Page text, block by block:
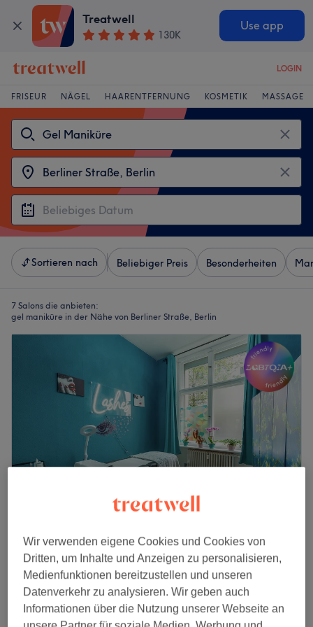
Treatwell
130K
Use app
LOGIN
FRISEUR NÄGEL HAARENTFERNUNG KOSMETIK MASSAGE
Sortieren nach Beliebiger Preis Besonderheiten
7 Salons die anbieten:
gel maniküre in der Nähe von Berliner Straße, Berlin
Rosi Beauty
4,6
488 Bewertungen
Uhlandstraße, Berlin
Auf Karte anzeigen
Maniküre mit Shellac
40 Min.
Wir verwenden eigene Cookies und Cookies von
Dritten, um Inhalte und Anzeigen zu personalisieren,
Medienfunktionen bereitzustellen und unseren
Datenverkehr zu analysieren. Wir geben auch
Informationen über die Nutzung unserer Webseite an